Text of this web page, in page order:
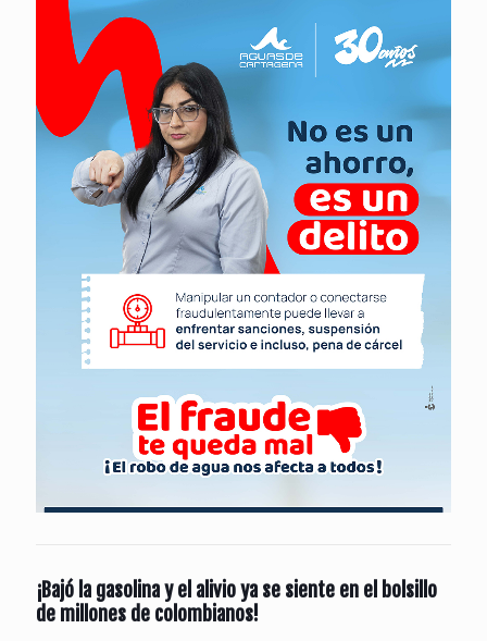
¡Bajó la gasolina y el alivio ya se siente en el bolsillo
de millones de colombianos!